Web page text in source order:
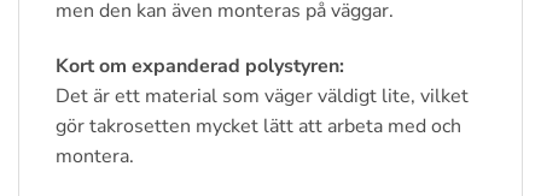
men den kan även monteras på väggar.
Kort om expanderad polystyren:
Det är ett material som väger väldigt lite, vilket
gör takrosetten mycket lätt att arbeta med och
montera.